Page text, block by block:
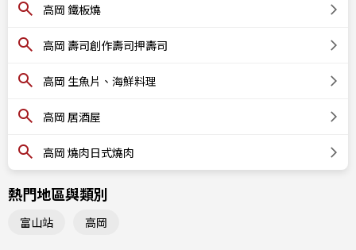
高岡 鐵板燒
高岡 壽司創作壽司押壽司
高岡 生魚片、海鮮料理
高岡 居酒屋
高岡 燒肉日式燒肉
熱門地區與類別
富山站 高岡